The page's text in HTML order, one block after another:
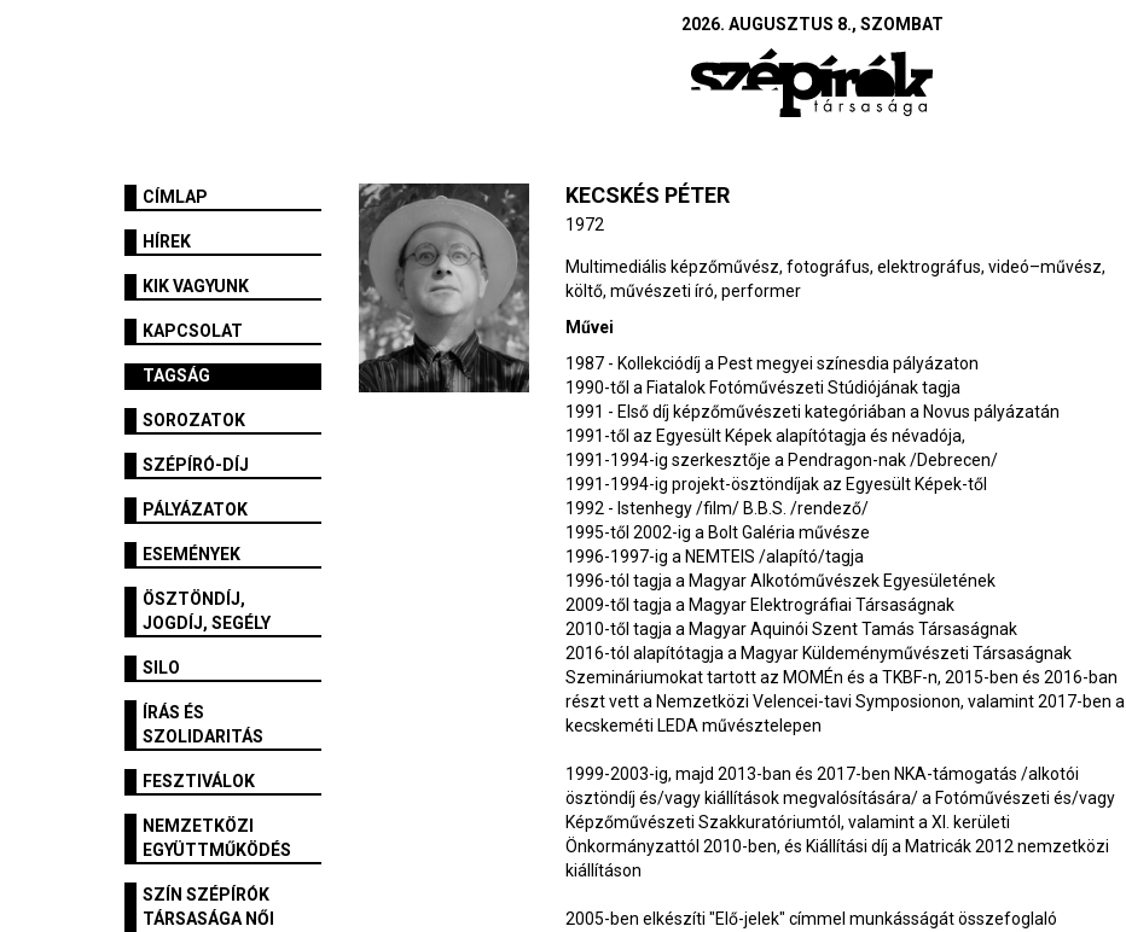
2026. AUGUSZTUS 8., SZOMBAT
CÍMLAP
HÍREK
KIK VAGYUNK
KAPCSOLAT
TAGSÁG
SOROZATOK
SZÉPÍRÓ-DÍJ
PÁLYÁZATOK
ESEMÉNYEK
ÖSZTÖNDÍJ,
JOGDÍJ, SEGÉLY
SILO
ÍRÁS ÉS
SZOLIDARITÁS
FESZTIVÁLOK
NEMZETKÖZI
EGYÜTTMŰKÖDÉS
SZÍN SZÉPÍRÓK
TÁRSASÁGA NŐI
KECSKÉS PÉTER
1972
Multimediális képzőművész, fotográfus, elektrográfus, videó–művész,
költő, művészeti író, performer
Művei
1987 - Kollekciódíj a Pest megyei színesdia pályázaton
1990-től a Fiatalok Fotóművészeti Stúdiójának tagja
1991 - Első díj képzőművészeti kategóriában a Novus pályázatán
1991-től az Egyesült Képek alapítótagja és névadója,
1991-1994-ig szerkesztője a Pendragon-nak /Debrecen/
1991-1994-ig projekt-ösztöndíjak az Egyesült Képek-től
1992 - Istenhegy /film/ B.B.S. /rendező/
1995-től 2002-ig a Bolt Galéria művésze
1996-1997-ig a NEMTEIS /alapító/tagja
1996-tól tagja a Magyar Alkotóművészek Egyesületének
2009-től tagja a Magyar Elektrográfiai Társaságnak
2010-től tagja a Magyar Aquinói Szent Tamás Társaságnak
2016-tól alapítótagja a Magyar Küldeményművészeti Társaságnak
Szemináriumokat tartott az MOMÉn és a TKBF-n, 2015-ben és 2016-ban
részt vett a Nemzetközi Velencei-tavi Symposionon, valamint 2017-ben a
kecskeméti LEDA művésztelepen
1999-2003-ig, majd 2013-ban és 2017-ben NKA-támogatás /alkotói
ösztöndíj és/vagy kiállítások megvalósítására/ a Fotóművészeti és/vagy
Képzőművészeti Szakkuratóriumtól, valamint a XI. kerületi
Önkormányzattól 2010-ben, és Kiállítási díj a Matricák 2012 nemzetközi
kiállításon
2005-ben elkészíti "Elő-jelek" címmel munkásságát összefoglaló